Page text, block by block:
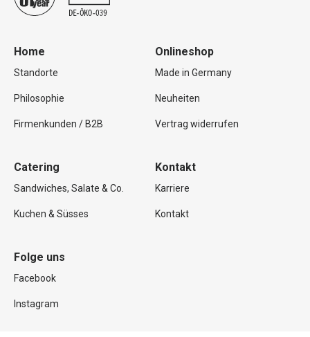
Home
Standorte
Philosophie
Firmenkunden / B2B
Onlineshop
Made in Germany
Neuheiten
Vertrag widerrufen
Catering
Sandwiches, Salate & Co.
Kuchen & Süsses
Kontakt
Karriere
Kontakt
Folge uns
Facebook
Instagram